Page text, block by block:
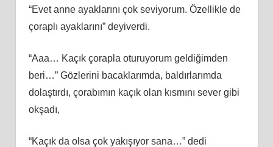
“Evet anne ayaklarını çok seviyorum. Özellikle de
çoraplı ayaklarını” deyiverdi.
“Aaa… Kaçık çorapla oturuyorum geldiğimden
beri…” Gözlerini bacaklarımda, baldırlarımda
dolaştırdı, çorabımın kaçık olan kısmını sever gibi
okşadı,
“Kaçık da olsa çok yakışıyor sana…” dedi